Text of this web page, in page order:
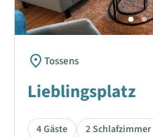
Tossens
Lieblingsplatz
4 Gäste 2 Schlafzimmer